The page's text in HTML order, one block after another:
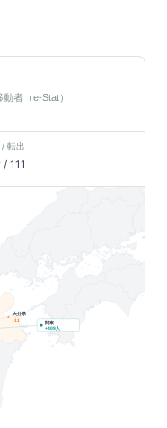
者（e-Stat）
転出
/ 111
大分県
-11 関東
+409人